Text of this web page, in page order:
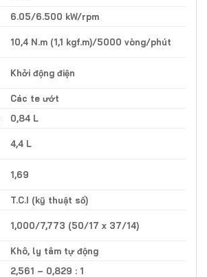
6.05/6.500 kW/rpm
10,4 N.m (1,1 kgf.m)/5000 vòng/phút
Khởi động điện
Các te ướt
0,84 L
4,4 L
1,69
T.C.I (kỹ thuật số)
1,000/7,773 (50/17 x 37/14)
Khô, ly tâm tự động
2,561 – 0,829 : 1